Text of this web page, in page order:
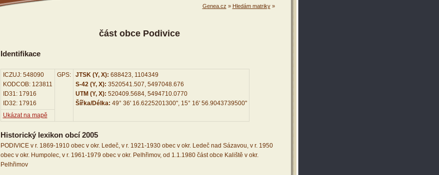
Genea.cz » Hledám matriky»
část obce Podivice
Identifikace
ICZUJ: 548090
KODCOB: 123811
ID31: 17916
ID32: 17916
GPS: JTSK (Y, X): 688423, 1104349
S-42 (Y, X): 3520541.507, 5497048.676
UTM (Y, X): 520409.5684, 5494710.0770
Šířka/Délka: 49° 36' 16.6225201300", 15° 16' 56.9043739500"
Ukázat na mapě
Historický lexikon obcí 2005
PODIVICE v r. 1869-1910 obec v okr. Ledeč, v r. 1921-1930 obec v okr. Ledeč nad Sázavou, v r. 1950
obec v okr. Humpolec, v r. 1961-1979 obec v okr. Pelhřimov, od 1.1.1980 část obce Kaliště v okr.
Pelhřimov